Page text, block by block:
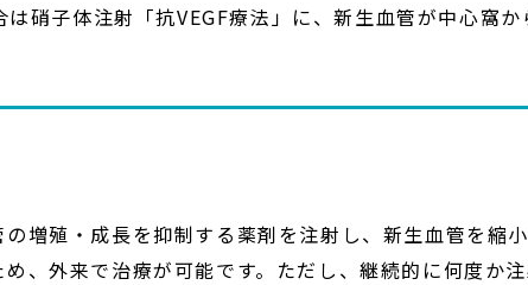
硝子体注射「抗VEGF療法」に、新生血管が中心窩
増殖・成長を抑制する薬剤を注射し、新生血管を縮
、外来で治療が可能です。ただし、継続的に何度か